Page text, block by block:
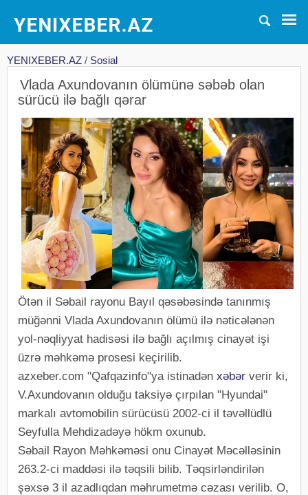
YENIXEBER.AZ / Sosial
Vlada Axundovanın ölümünə səbəb olan
sürücü ilə bağlı qərar
Ötən il Səbail rayonu Bayıl qəsəbəsində tanınmış
müğənni Vlada Axundovanın ölümü ilə nəticələnən
yol-nəqliyyat hadisəsi ilə bağlı açılmış cinayət işi
üzrə məhkəmə prosesi keçirilib.
azxeber.com "Qafqazinfo"ya istinadən xəbər verir ki,
V.Axundovanın olduğu taksiyə çırpılan "Hyundai"
markalı avtomobilin sürücüsü 2002-ci il təvəllüdlü
Seyfulla Mehdizadəyə hökm oxunub.
Səbail Rayon Məhkəməsi onu Cinayət Məcəlləsinin
263.2-ci maddəsi ilə təqsili bilib. Təqsirləndirilən
şəxsə 3 il azadlıqdan məhrumetmə cəzası verilib. O,